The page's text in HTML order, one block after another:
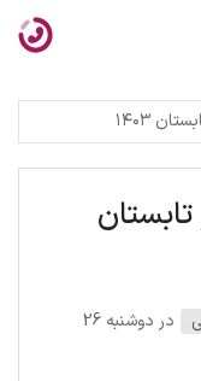
۱۴۰۳
در دوشنبه 26